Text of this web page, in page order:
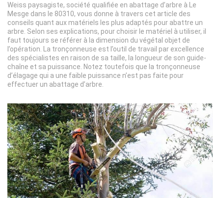
Weiss paysagiste, société qualifiée en abattage d’arbre à Le
Mesge dans le 80310, vous donne à travers cet article des
conseils quant aux matériels les plus adaptés pour abattre un
arbre. Selon ses explications, pour choisir le matériel à utiliser, il
faut toujours se référer à la dimension du végétal objet de
l’opération. La tronçonneuse est l’outil de travail par excellence
des spécialistes en raison de sa taille, la longueur de son guide-
chaîne et sa puissance. Notez toutefois que la tronçonneuse
d’élagage qui a une faible puissance n’est pas faite pour
effectuer un abattage d’arbre.